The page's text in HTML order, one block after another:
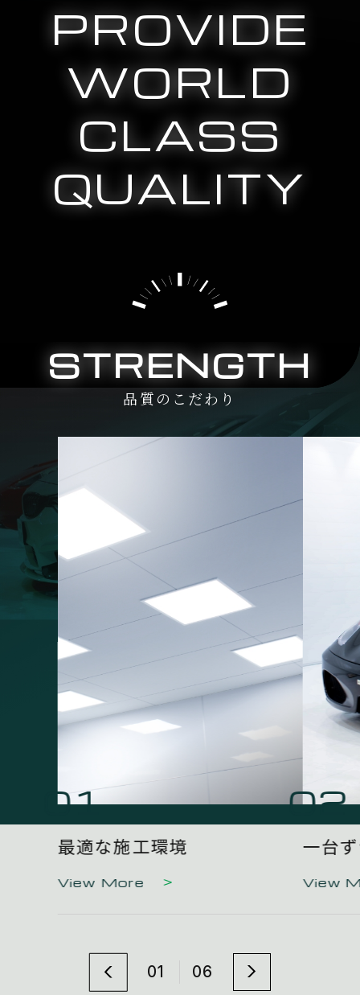
PROVIDE
WORLD
CLASS
QUALITY
STRENGTH
品質のこだわり
01 06
01
最適な施工環境
View More
02
一台
View